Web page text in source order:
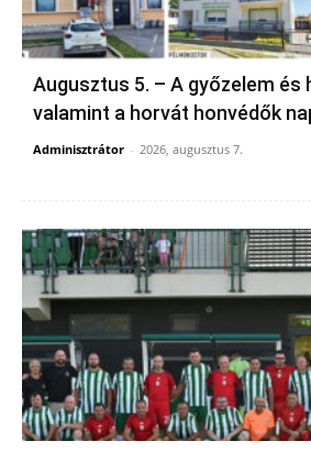
Augusztus 5. – A győzelem és
valamint a horvát honvédők
Adminisztrátor - 2026, augusztus 7.